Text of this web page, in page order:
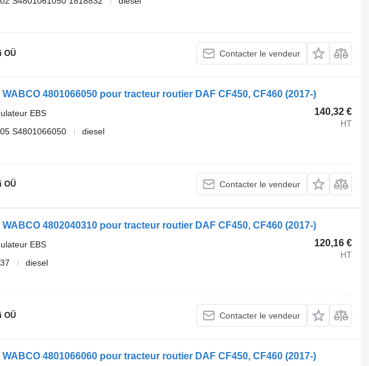
OÜ Contacter le vendeur
4801066050 pour tracteur routier DAF CF450, CF460 (2017-)
140,32 €
HT
EBS
S4801066050
diesel
OÜ Contacter le vendeur
4802040310 pour tracteur routier DAF CF450, CF460 (2017-)
120,16 €
HT
EBS
diesel
OÜ Contacter le vendeur
4801066060 pour tracteur routier DAF CF450, CF460 (2017-)